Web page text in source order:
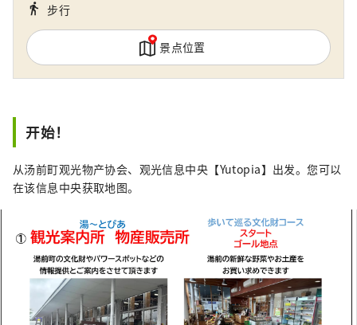
directions_walk 步行
景点位置
开始！
从汤前町观光物产协会、观光信息中央【Yutopia】出发。您可以
在该信息中央获取地图。